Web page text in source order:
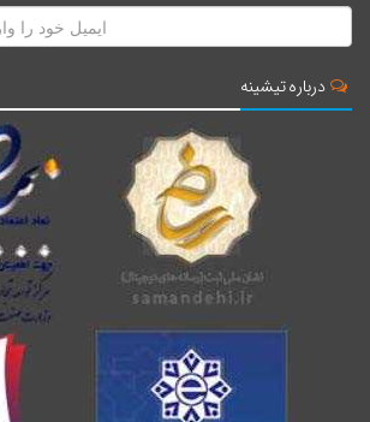
درباره تیشینه